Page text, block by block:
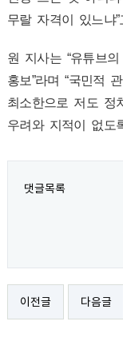
무랄 자격이 있느냐
원 지사는 “유튜브
홍보”라며 “국민적
최소한으로 저도 정
우려와 지적이 없도
댓글목록
이전글 다음글